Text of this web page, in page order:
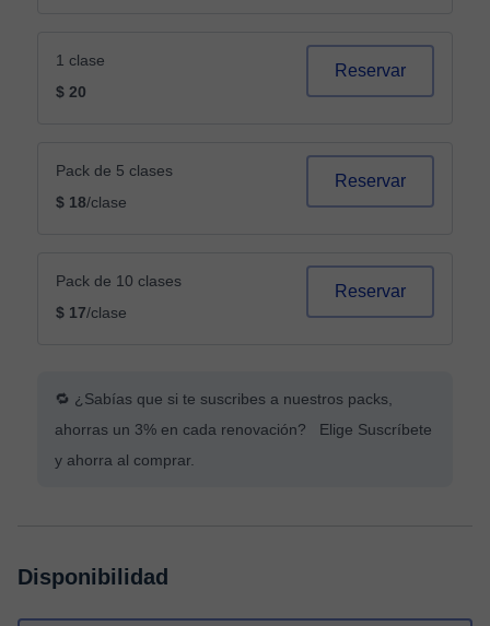
1 clase
$ 20
Reservar
Pack de 5 clases
$ 18/clase
Reservar
Pack de 10 clases
$ 17/clase
Reservar
🔁 ¿Sabías que si te suscribes a nuestros packs,
ahorras un 3% en cada renovación? Elige Suscríbete
y ahorra al comprar.
Disponibilidad